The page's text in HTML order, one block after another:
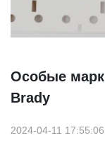
Особые
Brady
2024-04-11 17:55:06